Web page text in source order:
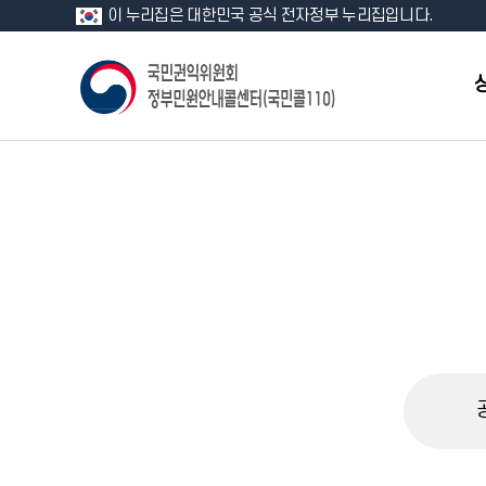
이 누리집은 대한민국 공식 전자정부 누리집입니다.